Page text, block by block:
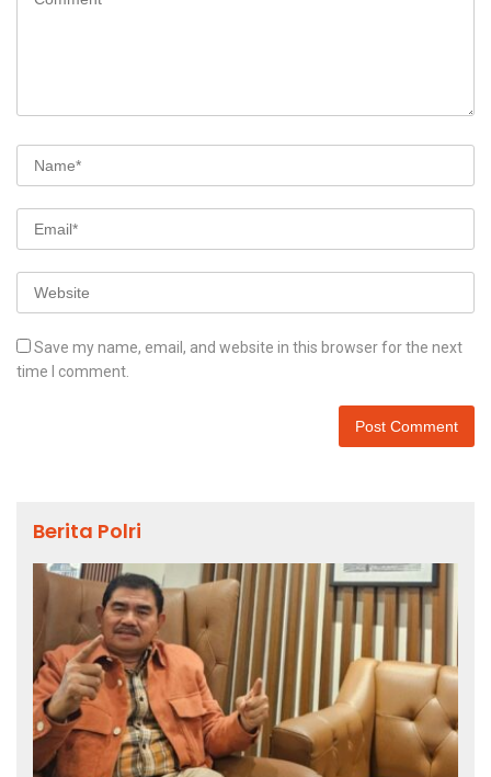
Save my name, email, and website in this browser for the next
time I comment.
Berita Polri